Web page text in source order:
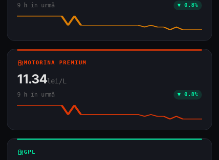
9 h în urmă ▼ 0.8%
local_gas_stationMOTORINA PREMIUM
11.34lei/L
9 h în urmă ▼ 0.8%
local_gas_stationGPL